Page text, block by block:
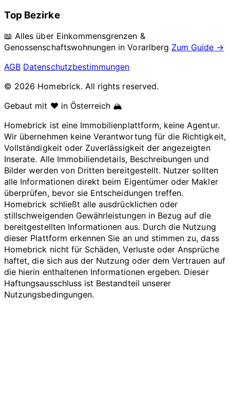
Top Bezirke
📖 Alles über Einkommensgrenzen &
Genossenschaftswohnungen inVorarlberg Zum Guide →
AGB Datenschutzbestimmungen
© 2026 Homebrick. All rights reserved.
Gebaut mit ❤️ in Österreich 🏔️
Homebrick ist eine Immobilienplattform, keine Agentur.
Wir übernehmen keine Verantwortung für die Richtigkeit,
Vollständigkeit oder Zuverlässigkeit der angezeigten
Inserate. Alle Immobiliendetails, Beschreibungen und
Bilder werden von Dritten bereitgestellt. Nutzer sollten
alle Informationen direkt beim Eigentümer oder Makler
überprüfen, bevor sie Entscheidungen treffen.
Homebrick schließt alle ausdrücklichen oder
stillschweigenden Gewährleistungen in Bezug auf die
bereitgestellten Informationen aus. Durch die Nutzung
dieser Plattform erkennen Sie an und stimmen zu, dass
Homebrick nicht für Schäden, Verluste oder Ansprüche
haftet, die sich aus der Nutzung oder dem Vertrauen auf
die hierin enthaltenen Informationen ergeben. Dieser
Haftungsausschluss ist Bestandteil unserer
Nutzungsbedingungen.